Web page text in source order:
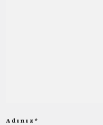
Adınız *